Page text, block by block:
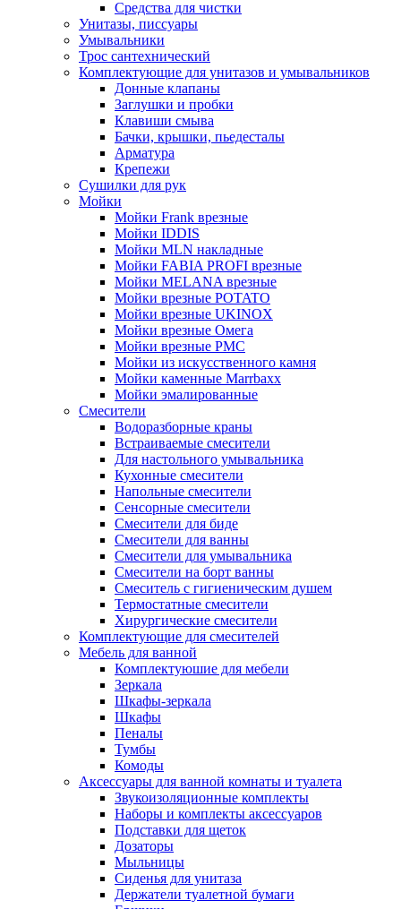
Средства для чистки
Унитазы, писсуары
Умывальники
Трос сантехнический
Комплектующие для унитазов и умывальников
Донные клапаны
Заглушки и пробки
Клавиши смыва
Бачки, крышки, пьедесталы
Арматура
Крепежи
Сушилки для рук
Мойки
Мойки Frank врезные
Мойки IDDIS
Мойки MLN накладные
Мойки FABIA PROFI врезные
Мойки MELANA врезные
Мойки врезные POTATO
Мойки врезные UKINOX
Мойки врезные Омега
Мойки врезные РМС
Мойки из искусственного камня
Мойки каменные Marrbaxx
Мойки эмалированные
Смесители
Водоразборные краны
Встраиваемые смесители
Для настольного умывальника
Кухонные смесители
Напольные смесители
Сенсорные смесители
Смесители для биде
Смесители для ванны
Смесители для умывальника
Смесители на борт ванны
Смеситель с гигиеническим душем
Термостатные смесители
Хирургические смесители
Комплектующие для смесителей
Мебель для ванной
Комплектуюшие для мебели
Зеркала
Шкафы-зеркала
Шкафы
Пеналы
Тумбы
Комоды
Аксессуары для ванной комнаты и туалета
Звукоизоляционные комплекты
Наборы и комплекты аксессуаров
Подставки для щеток
Дозаторы
Мыльницы
Сиденья для унитаза
Держатели туалетной бумаги